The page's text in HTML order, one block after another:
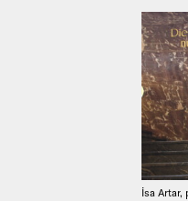
İsa Artar,